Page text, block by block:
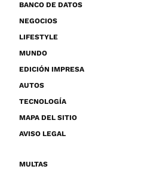
BANCO DE DATOS
NEGOCIOS
LIFESTYLE
MUNDO
EDICIÓN IMPRESA
AUTOS
TECNOLOGÍA
MAPA DEL SITIO
AVISO LEGAL
MULTAS